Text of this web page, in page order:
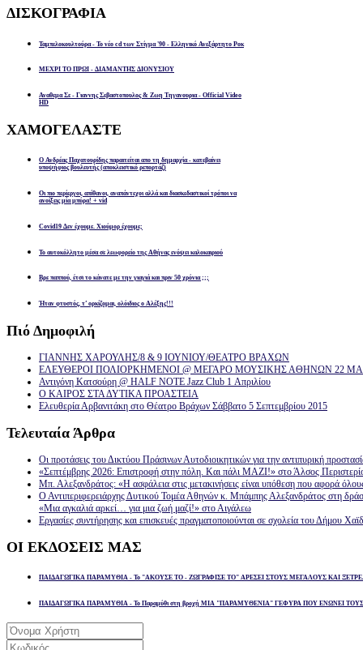
ΔΙΣΚΟΓΡΑΦΙΑ
Ταμπελοκουλτούρα - Το νέο cd των Στίγμα '90 - Ελληνικό Ανεξάρτητο Ροκ
ΜΕΧΡΙ ΤΟ ΠΡΩΙ - ΔΙΑΜΑΝΤΗΣ ΔΙΟΝΥΣΙΟΥ
Αναθεμα Σε - Γιαννης Σεβαστοπουλος & Ζωη Τηγανουρια - Official Video
HD
ΧΑΜΟΓΕΛΑΣΤΕ
Ο Ανδρέας Παχατουρίδης παραιτείται απο τη δημαρχία - κατεβαίνει
υποψήφιος βουλευτής (αποκλειστικό ρεπορτάζ)
Οι πιο περίεργοι, απίθανοι, αναπάντεχοι αλλά και διασκεδαστικοί τρόποι να
ανοίξεις μία μπύρα! + vid
Covid19 Δεν έχουμε. Χιούμορ έχουμε;
Το αυτοκόλλητο μέσα σε λεωφορείο της Αθήνας ενόψει καλοκαιριού
Βρε παππού, έτσι το κάνατε με την γιαγιά και πριν 50 χρόνια ;;;
Ήταν φτυστός, τ’ ορκίζομαι, ολόιδιος ο Αλέξης!!!
Πιό Δημοφιλή
ΓΙΑΝΝΗΣ ΧΑΡΟΥΛΗΣ/8 & 9 ΙΟΥΝΙΟΥ/ΘΕΑΤΡΟ ΒΡΑΧΩΝ
ΕΛΕΥΘΕΡΟΙ ΠΟΛΙΟΡΚΗΜΕΝΟΙ @ ΜΕΓΑΡΟ ΜΟΥΣΙΚΗΣ ΑΘΗΝΩΝ 22
Αντιγόνη Κατσούρη @ HALF NOTE Jazz Club 1 Απριλίου
Ο ΚΑΙΡΟΣ ΣΤΑ ΔΥΤΙΚΑ ΠΡΟΑΣΤΕΙΑ
Ελευθερία Αρβανιτάκη στο Θέατρο Βράχων Σάββατο 5 Σεπτεμβρίου 2015
Τελευταία Άρθρα
Οι προτάσεις του Δικτύου Πράσινων Αυτοδιοικητικών για την αντιπυρική
«Σεπτέμβρης 2026: Επιστροφή στην πόλη. Και πάλι ΜΑΖΙ!» στο Άλσος
Μπ. Αλεξανδράτος: «Η ασφάλεια στις μετακινήσεις είναι υπόθεση που αφορά
Ο Αντιπεριφερειάρχης Δυτικού Τομέα Αθηνών κ. Μπάμπης Αλεξανδράτος στη
«Μια αγκαλιά αρκεί… για μια ζωή μαζί!» στο Αιγάλεω
Εργασίες συντήρησης και επισκευές πραγματοποιούνται σε σχολεία του Δήμου
ΟΙ ΕΚΔΟΣΕΙΣ ΜΑΣ
ΠΑΙΔΑΓΩΓΙΚΑ ΠΑΡΑΜΥΘΙΑ - Το "ΑΚΟΥΣΕ ΤΟ - ΖΩΓΡΑΦΙΣΕ ΤΟ" ΑΡΕΣΕΙ ΣΤΟΥΣ ΜΕΓΑΛΟΥΣ ΚΑΙ
ΠΑΙΔΑΓΩΓΙΚΑ ΠΑΡΑΜΥΘΙΑ - Το Παραμύθι στη βροχή ΜΙΑ "ΠΑΡΑΜΥΘΕΝΙΑ" ΓΕΦΥΡΑ ΠΟΥ ΕΝΩΝΕΙ